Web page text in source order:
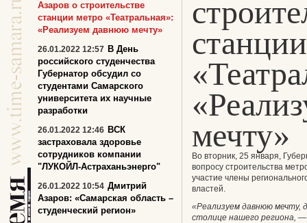
мечту»
Во вторник, 25 января,
вопросу строительства
участие члены
властей.
«Реализуем давнюю мечту,
столице нашего региона, —
Азаров о строительстве
станции метро «Театральная»:
«Реализуем давнюю мечту»
26.01.2022 12:57 В День
российского студенчества
Губернатор обсудил со
студентами Самарского
университета их научные
разработки
26.01.2022 12:46 ВСК
застраховала здоровье
сотрудников компании
"ЛУКОЙЛ-Астраханьэнерго"
26.01.2022 10:54 Дмитрий
Азаров: «Самарская область –
студенческий регион»